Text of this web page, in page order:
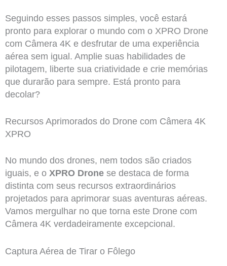
Seguindo esses passos simples, você estará
pronto para explorar o mundo com o XPRO Drone
com Câmera 4K e desfrutar de uma experiência
aérea sem igual. Amplie suas habilidades de
pilotagem, liberte sua criatividade e crie memórias
que durarão para sempre. Está pronto para
decolar?
Recursos Aprimorados do Drone com Câmera 4K
XPRO
No mundo dos drones, nem todos são criados
iguais, e o XPRO Dronese destaca de forma
distinta com seus recursos extraordinários
projetados para aprimorar suas aventuras aéreas.
Vamos mergulhar no que torna este Drone com
Câmera 4K verdadeiramente excepcional.
Captura Aérea de Tirar o Fôlego